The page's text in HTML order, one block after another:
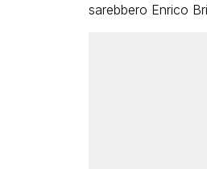
sarebbero Enrico